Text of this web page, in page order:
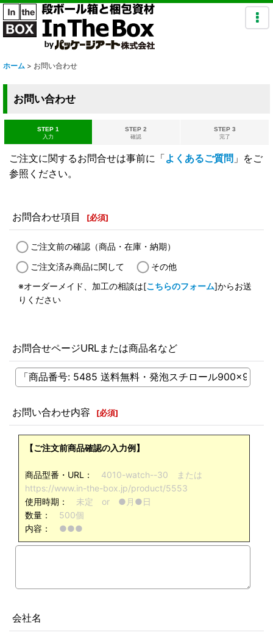
ホーム > お問い合わせ
お問い合わせ
STEP 1
入力
STEP 2
確認
STEP 3
完了
ご注文に関するお問合せは事前に「よくあるご質問 」をご
参照ください。
お問合わせ項目 [必須]
ご注文前の確認（商品・在庫・納期）
ご注文済み商品に関して
その他
※オーダーメイド、加工の相談は[こちらのフォーム]からお送
りください
お問合せページURLまたは商品名など
お問い合わせ内容 [必須]
【ご注文前商品確認の入力例】
商品型番・URL： 4010-watch--30 または
https://www.in-the-box.jp/product/5553
使用時期： 未定 or ●月●日
数量： 500個
内容： ●●●
会社名